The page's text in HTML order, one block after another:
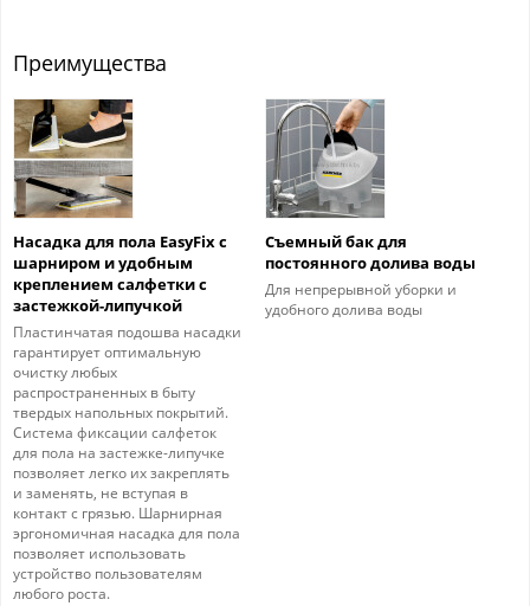
Преимущества
Насадка для пола EasyFix с
шарниром и удобным
креплением салфетки с
застежкой-липучкой
Пластинчатая подошва насадки
гарантирует оптимальную
очистку любых
распространенных в быту
твердых напольных покрытий.
Система фиксации салфеток
для пола на застежке-липучке
позволяет легко их закреплять
и заменять, не вступая в
контакт с грязью. Шарнирная
эргономичная насадка для пола
позволяет использовать
устройство пользователям
любого роста.
Съемный бак для
постоянного долива воды
Для непрерывной уборки и
удобного долива воды